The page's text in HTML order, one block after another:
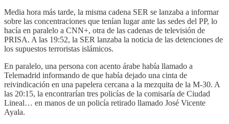
Media hora más tarde, la misma cadena SER se lanzaba a informar
sobre las concentraciones que tenían lugar ante las sedes del PP, lo
hacía en paralelo a CNN+, otra de las cadenas de televisión de
PRISA. A las 19:52, la SER lanzaba la noticia de las detenciones de
los supuestos terroristas islámicos.
En paralelo, una persona con acento árabe había llamado a
Telemadrid informando de que había dejado una cinta de
reivindicación en una papelera cercana a la mezquita de la M-30. A
las 20:15, la encontrarían tres policías de la comisaría de Ciudad
Lineal… en manos de un policía retirado llamado José Vicente
Ayala.